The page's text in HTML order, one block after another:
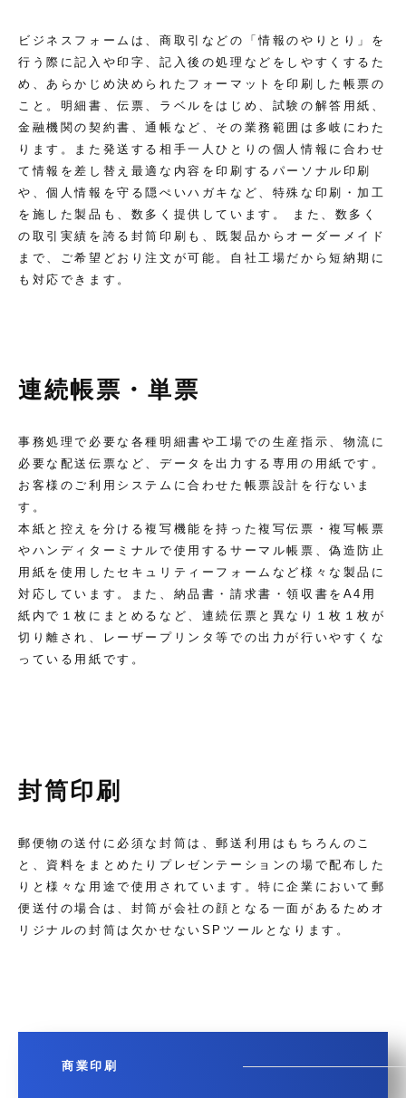
ビジネスフォームは、商取引などの「情報のやりとり」を
行う際に記入や印字、記入後の処理などをしやすくするた
め、あらかじめ決められたフォーマットを印刷した帳票の
こと。明細書、伝票、ラベルをはじめ、試験の解答用紙、
金融機関の契約書、通帳など、その業務範囲は多岐にわた
ります。また発送する相手一人ひとりの個人情報に合わせ
て情報を差し替え最適な内容を印刷するパーソナル印刷
や、個人情報を守る隠ぺいハガキなど、特殊な印刷・加工
を施した製品も、数多く提供しています。 また、数多く
の取引実績を誇る封筒印刷も、既製品からオーダーメイド
まで、ご希望どおり注文が可能。自社工場だから短納期に
も対応できます。
連続帳票・単票
事務処理で必要な各種明細書や工場での生産指示、物流に
必要な配送伝票など、データを出力する専用の用紙です。
お客様のご利用システムに合わせた帳票設計を行ないま
す。
本紙と控えを分ける複写機能を持った複写伝票・複写帳票
やハンディターミナルで使用するサーマル帳票、偽造防止
用紙を使用したセキュリティーフォームなど様々な製品に
対応しています。また、納品書・請求書・領収書をA4用
紙内で１枚にまとめるなど、連続伝票と異なり１枚１枚が
切り離され、レーザープリンタ等での出力が行いやすくな
っている用紙です。
封筒印刷
郵便物の送付に必須な封筒は、郵送利用はもちろんのこ
と、資料をまとめたりプレゼンテーションの場で配布した
りと様々な用途で使用されています。特に企業において郵
便送付の場合は、封筒が会社の顔となる一面があるためオ
リジナルの封筒は欠かせないSPツールとなります。
商業印刷